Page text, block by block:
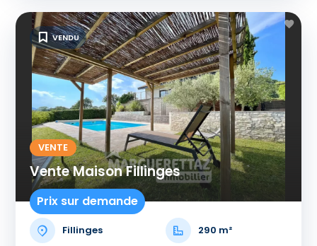
VENTE
Vente Maison Fillinges
Prix sur demande
Fillinges 290 m²
VENDU